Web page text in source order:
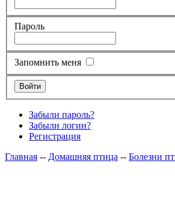
Пароль
Запомнить меня
Забыли пароль?
Забыли логин?
Регистрация
Главная -- Домашняя птица -- Болезни